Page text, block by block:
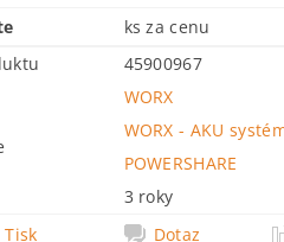
ks za cenu
45900967
WORX
WORX - AKU
POWERSHARE
3 roky
Tisk
Dotaz